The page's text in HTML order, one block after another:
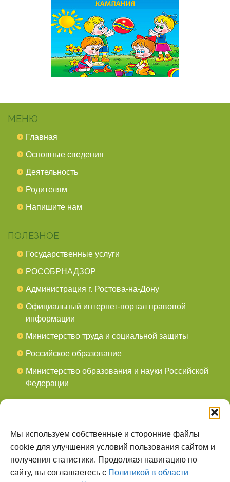
Мы используем собственные и сторонние файлы
cookie для улучшения условий пользования сайтом и
получения статистики. Продолжая навигацию по
сайту, вы соглашаетесь с Политикой в области
МЕНЮ
Главная
Основные сведения
Деятельность
Родителям
Напишите нам
ПОЛЕЗНОЕ
Государственные услуги
РОСОБРНАДЗОР
Администрация г. Ростова-на-Дону
Официальный интернет-портал правовой
информации
Министерство труда и социальной защиты
Российское образование
Министерство образования и науки Российской
Федерации
мы в Контакте
О НАС